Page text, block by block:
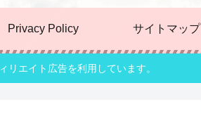
Privacy Policy サイトマップ
リエイト広告を利用しています。